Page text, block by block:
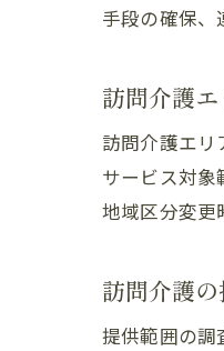
手段の確保
訪問介護
訪問介護エ
サービス対
地域区分変更
訪問介護
提供範囲の調